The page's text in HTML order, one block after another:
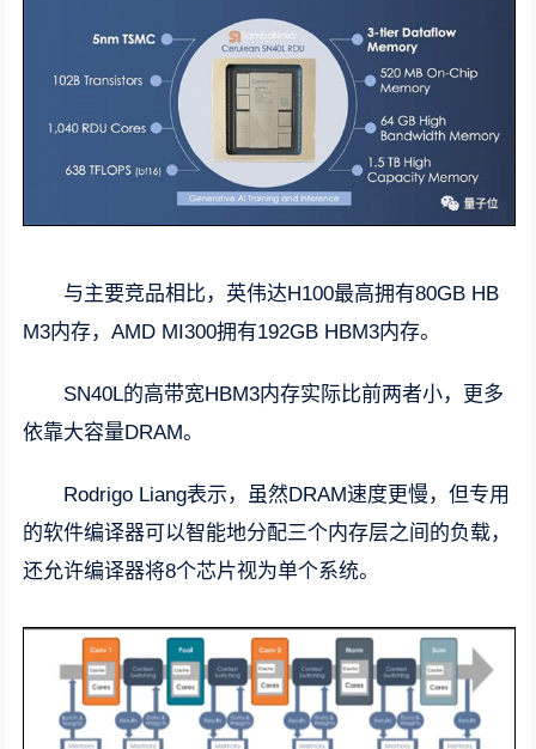
与主要竞品相比，英伟达H100最高拥有80GB HB
M3内存，AMD MI300拥有192GB HBM3内存。
SN40L的高带宽HBM3内存实际比前两者小，更多
依靠大容量DRAM。
Rodrigo Liang表示，虽然DRAM速度更慢，但专用
的软件编译器可以智能地分配三个内存层之间的负载，
还允许编译器将8个芯片视为单个系统。